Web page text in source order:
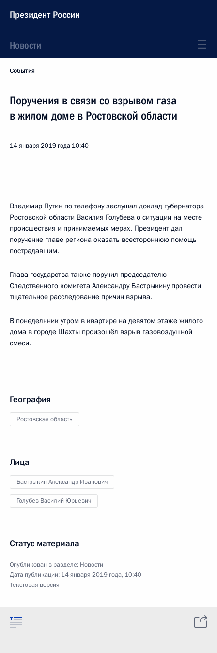
Президент России
Новости
События
Поручения в связи со взрывом газа
в жилом доме в Ростовской области
14 января 2019 года 10:40
Владимир Путин по телефону заслушал доклад губернатора
Ростовской области Василия Голубева о ситуации на месте
происшествия и принимаемых мерах. Президент дал
поручение главе региона оказать всестороннюю помощь
пострадавшим.
Глава государства также поручил председателю
Следственного комитета Александру Бастрыкину провести
тщательное расследование причин взрыва.
В понедельник утром в квартире на девятом этаже жилого
дома в городе Шахты произошёл взрыв газовоздушной
смеси.
География
Ростовская область
Лица
Бастрыкин Александр Иванович
Голубев Василий Юрьевич
Статус материала
Опубликован в разделе: Новости
Дата публикации: 14 января 2019 года, 10:40
Текстовая версия